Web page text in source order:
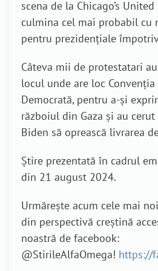
scena de la Chicago’s United
culmina cel mai probabil cu
pentru prezidențiale
Câteva mii de protestatari
locul unde are loc
Democrată, pentru a-și
războiul din Gaza și au
Biden să oprească livrarea
Știre prezentată în cadrul
din 21 august 2024.
Urmărește acum cele mai
din perspectivă creștină
noastră de facebook:
@StirileAlfaOmega! https://